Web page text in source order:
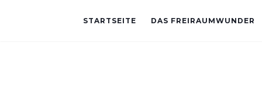
STARTSEITE DAS FREIRAUMWUNDER